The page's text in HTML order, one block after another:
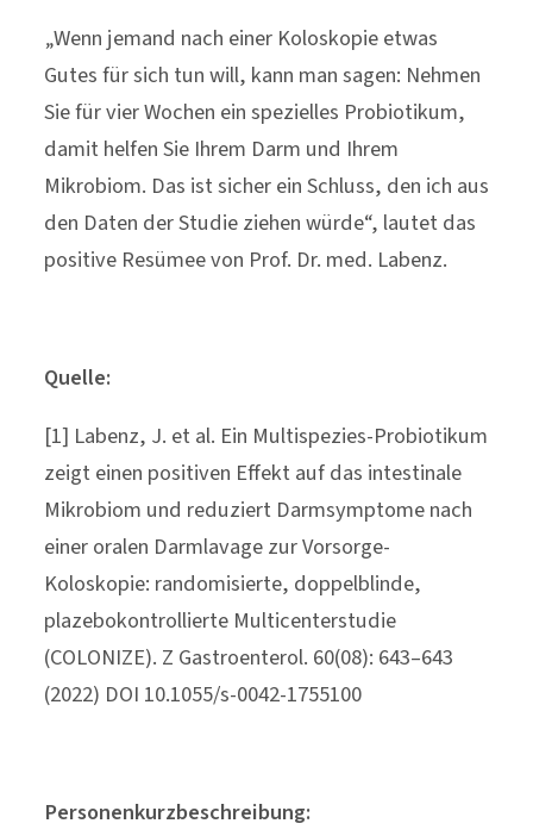
„Wenn jemand nach einer Koloskopie etwas
Gutes für sich tun will, kann man sagen: Nehmen
Sie für vier Wochen ein spezielles Probiotikum,
damit helfen Sie Ihrem Darm und Ihrem
Mikrobiom. Das ist sicher ein Schluss, den ich aus
den Daten der Studie ziehen würde“, lautet das
positive Resümee von Prof. Dr. med. Labenz.
Quelle:
[1] Labenz, J. et al. Ein Multispezies-Probiotikum
zeigt einen positiven Effekt auf das intestinale
Mikrobiom und reduziert Darmsymptome nach
einer oralen Darmlavage zur Vorsorge-
Koloskopie: randomisierte, doppelblinde,
plazebokontrollierte Multicenterstudie
(COLONIZE). Z Gastroenterol. 60(08): 643–643
(2022) DOI 10.1055/s-0042-1755100
Personenkurzbeschreibung: